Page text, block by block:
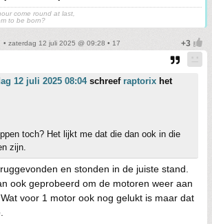
come round at last,
to be born?
• zaterdag 12 juli 2025 @ 09:28 • 17
12 juli 2025 08:04schreef raptorix het
toch? Het lijkt me dat die dan ook in die
zijn.
en stonden in de juiste stand.
ook geprobeerd om de motoren weer aan
voor 1 motor ook nog gelukt is maar dat